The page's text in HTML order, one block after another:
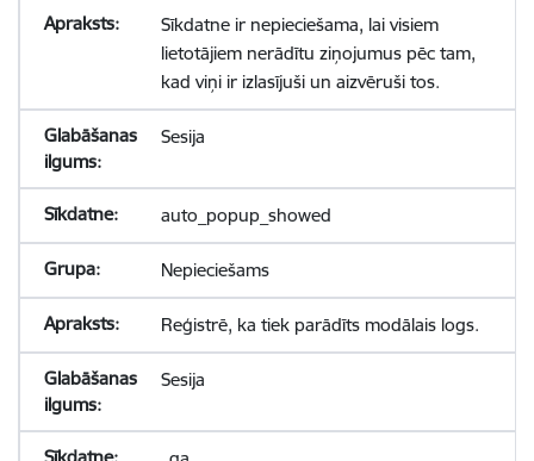
Sīkdatne ir nepieciešama, lai visiem
lietotājiem nerādītu ziņojumus pēc tam,
kad viņi ir izlasījuši un aizvēruši tos.
Sesija
auto_popup_showed
Nepieciešams
Reģistrē, ka tiek parādīts modālais logs.
Sesija